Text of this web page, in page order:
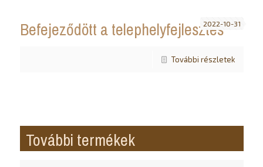
2022-10-31
Befejeződött a telephelyfejlesztés
További részletek
További termékek